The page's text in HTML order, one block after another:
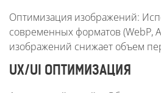
Оптимизация изображений:
современных форматов (WebP,
изображений снижает объем
UX/UI ОПТИМИЗАЦИЯ